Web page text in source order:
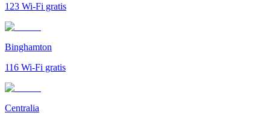
123 Wi-Fi gratis
Binghamton
116 Wi-Fi gratis
Centralia